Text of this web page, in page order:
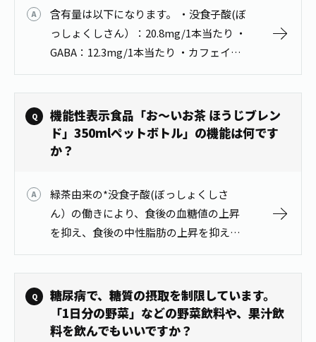
商品情報
ブランドから探す
カテゴリーから探す
キーワードから探す
安全・安心への取組み
製品の原料産地
動画ギャラリー
レシピ集
お茶百科
お茶百科キッズ
茶産地育成事業
茶殻リサイクルシステム
ウェルネスフォーラム
お茶の妖精
工場見学
お茶の複合型博物館
食育・文化
食育・イベント
新俳句大賞
Green Tea for Good
店舗・通販
伊藤園の店舗トップ
茶寮伊藤園
店舗検索
通信販売トップ
THE ITOEN
Crazy Jasmine
企業情報 GLOBAL
含有量は以下になります。 ・没食子酸(ぼ
っしょくしさん）：20.8mg/1本当たり ・
GABA：12.3mg/1本当たり ・カフェイ
ン：11mg/100ml/1本当たり 商品情報は
こちらから https://www.it…
機能性表示食品「お～いお茶 ほうじブレン
ド」350mlペットボトル」の機能は何です
か？
緑茶由来の*没食子酸(ぼっしょくしさ
ん）の働きにより、食後の血糖値の上昇
を抑え、食後の中性脂肪の上昇を抑える
等の効果が期待いただけます。また、お
米由来のGABAの働きにより、血圧が高め
の方の血圧を下げる効果が期待できま
す…
糖尿病で、糖質の摂取を制限しています。
「1日分の野菜」などの野菜飲料や、果汁飲
料を飲んでもいいですか？